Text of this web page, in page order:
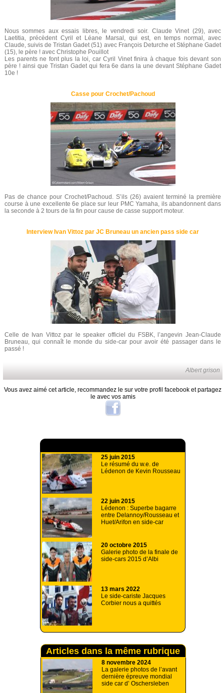
Nous sommes aux essais libres, le vendredi soir. Claude Vinet (29), avec
Laetitia, précèdent Cyril et Léane Marsal, qui est, en temps normal, avec
Claude, suivis de Tristan Gadet (51) avec François Deturche et Stéphane Gadet
(15), le père ! avec Christophe Pouillot
Les parents ne font plus la loi, car Cyril Vinet finira à chaque fois devant son
père ! ainsi que Tristan Gadet qui fera 6e dans la une devant Stéphane Gadet
10e !
Casse pour Crochet/Pachoud
Pas de chance pour Crochet/Pachoud. S’ils (26) avaient terminé la première
course à une excellente 6e place sur leur PMC Yamaha, ils abandonnent dans
la seconde à 2 tours de la fin pour cause de casse support moteur.
Interview Ivan Vittoz par JC Bruneau un ancien pass side car
Celle de Ivan Vittoz par le speaker officiel du FSBK, l’angevin Jean-Claude
Bruneau, qui connaît le monde du side-car pour avoir été passager dans le
passé !
Albert grison
Vous avez aimé cet article, recommandez le sur votre profil facebook et partagez
le avec vos amis
25 juin 2015
Le résumé du w.e. de
Lédenon de Kevin Rousseau
22 juin 2015
Lédenon : Superbe bagarre
entre Delannoy/Rousseau et
Huet/Arifon en side-car
20 octobre 2015
Galerie photo de la finale de
side-cars 2015 d’Albi
13 mars 2022
Le side-cariste Jacques
Corbier nous a quittés
Articles dans la même rubrique
8 novembre 2024
La galerie photos de l’avant
dernière épreuve mondial
side car d’ Oschersleben